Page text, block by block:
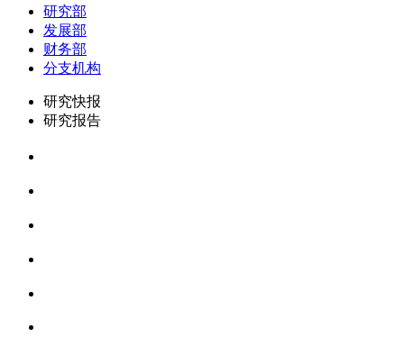
研究部
发展部
财务部
分支机构
研究快报
研究报告